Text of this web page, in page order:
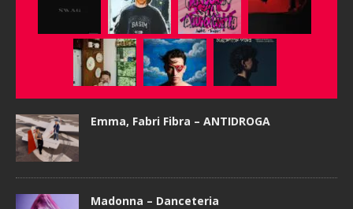
Emma, Fabri Fibra – ANTIDROGA
Madonna – Danceteria